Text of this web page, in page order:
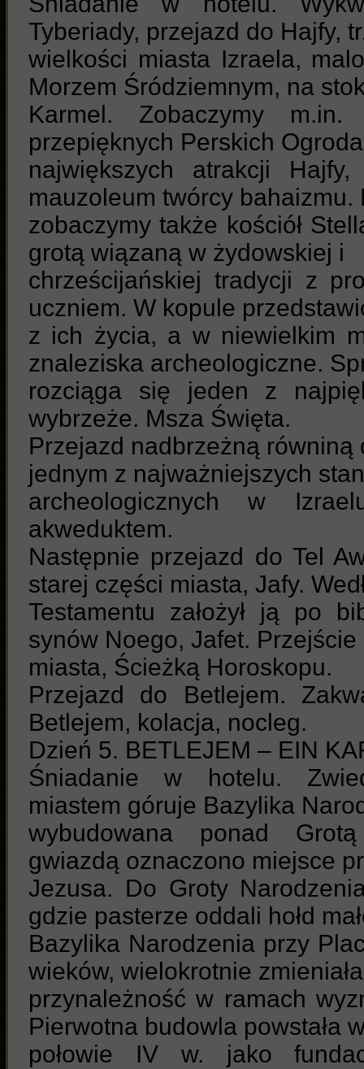
Tyberiady, przejazd do Hajfy,
wielkości miasta Izraela,
Morzem Śródziemnym, na
Karmel. Zobaczymy
przepięknych Perskich
największych atrakcji Hajfy,
mauzoleum twórcy bahaizmu.
zobaczymy także kościół
grotą wiązaną w żydowskiej i
chrześcijańskiej tradycji z
uczniem. W kopule
z ich życia, a w niewielkim
znaleziska archeologiczne.
rozciąga się jeden z
wybrzeże. Msza Święta.
Przejazd nadbrzeżną
jednym z najważniejszych
archeologicznych w
akweduktem.
Następnie przejazd do Tel
starej części miasta, Jafy.
Testamentu założył ją po
synów Noego, Jafet.
miasta, Ścieżką Horoskopu.
Przejazd do Betlejem.
Betlejem, kolacja, nocleg.
Dzień 5. BETLEJEM – EIN
Śniadanie w hotelu.
miastem góruje Bazylika
wybudowana ponad
gwiazdą oznaczono miejsce
Jezusa. Do Groty
gdzie pasterze oddali hołd
Bazylika Narodzenia przy
wieków, wielokrotnie zmieniała
przynależność w ramach
Pierwotna budowla powstała
połowie IV w. jako